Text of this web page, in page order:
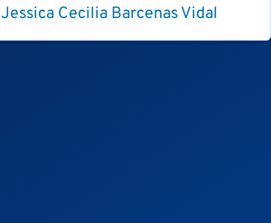
Jessica Cecilia Barcenas Vidal